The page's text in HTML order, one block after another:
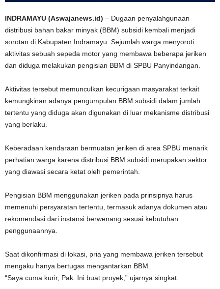
INDRAMAYU (Aswajanews.id) – Dugaan penyalahgunaan
distribusi bahan bakar minyak (BBM) subsidi kembali menjadi
sorotan di Kabupaten Indramayu. Sejumlah warga menyoroti
aktivitas sebuah sepeda motor yang membawa beberapa jeriken
dan diduga melakukan pengisian BBM di SPBU Panyindangan.
Aktivitas tersebut memunculkan kecurigaan masyarakat terkait
kemungkinan adanya pengumpulan BBM subsidi dalam jumlah
tertentu yang diduga akan digunakan di luar mekanisme distribusi
yang berlaku.
Keberadaan kendaraan bermuatan jeriken di area SPBU menarik
perhatian warga karena distribusi BBM subsidi merupakan sektor
yang diawasi secara ketat oleh pemerintah.
Pengisian BBM menggunakan jeriken pada prinsipnya harus
memenuhi persyaratan tertentu, termasuk adanya dokumen atau
rekomendasi dari instansi berwenang sesuai kebutuhan
penggunaannya.
Saat dikonfirmasi di lokasi, pria yang membawa jeriken tersebut
mengaku hanya bertugas mengantarkan BBM.
“Saya cuma kurir, Pak. Ini buat proyek,” ujarnya singkat.